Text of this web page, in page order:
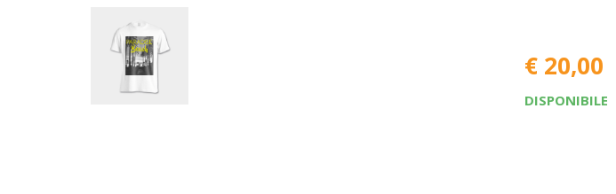
€ 20,00
DISPONIBILE